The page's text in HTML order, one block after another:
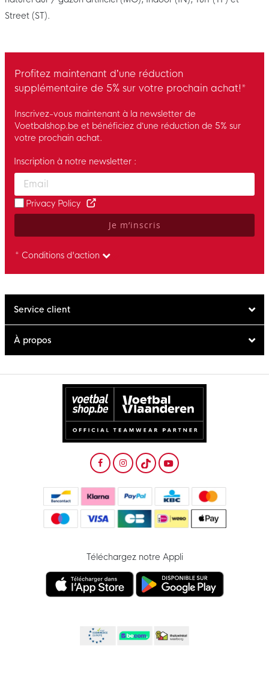
Street (ST).
Profitez maintenant d’une réduction
supplémentaire de 5% sur votre prochain achat!*
Inscrivez-vous maintenant à la newsletter de
Voetbalshop.be et bénéficiez d’une réduction de 5% sur
votre prochain achat.
Enter your email and accept the privacy policy to subscribe to
Inscription à notre newsletter :
Privacy Policy
Je m’inscris
* Conditions d'action
Service client
À propos
Téléchargez notre Appli